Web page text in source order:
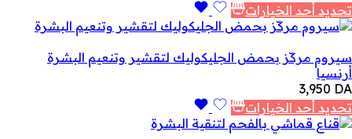
تحديد أحد الخيارات
سيروم مركّز بحمض الجليكوليك لتقشير وتنعيم البشرة
أرنسيا
3,950 DA
تحديد أحد الخيارات